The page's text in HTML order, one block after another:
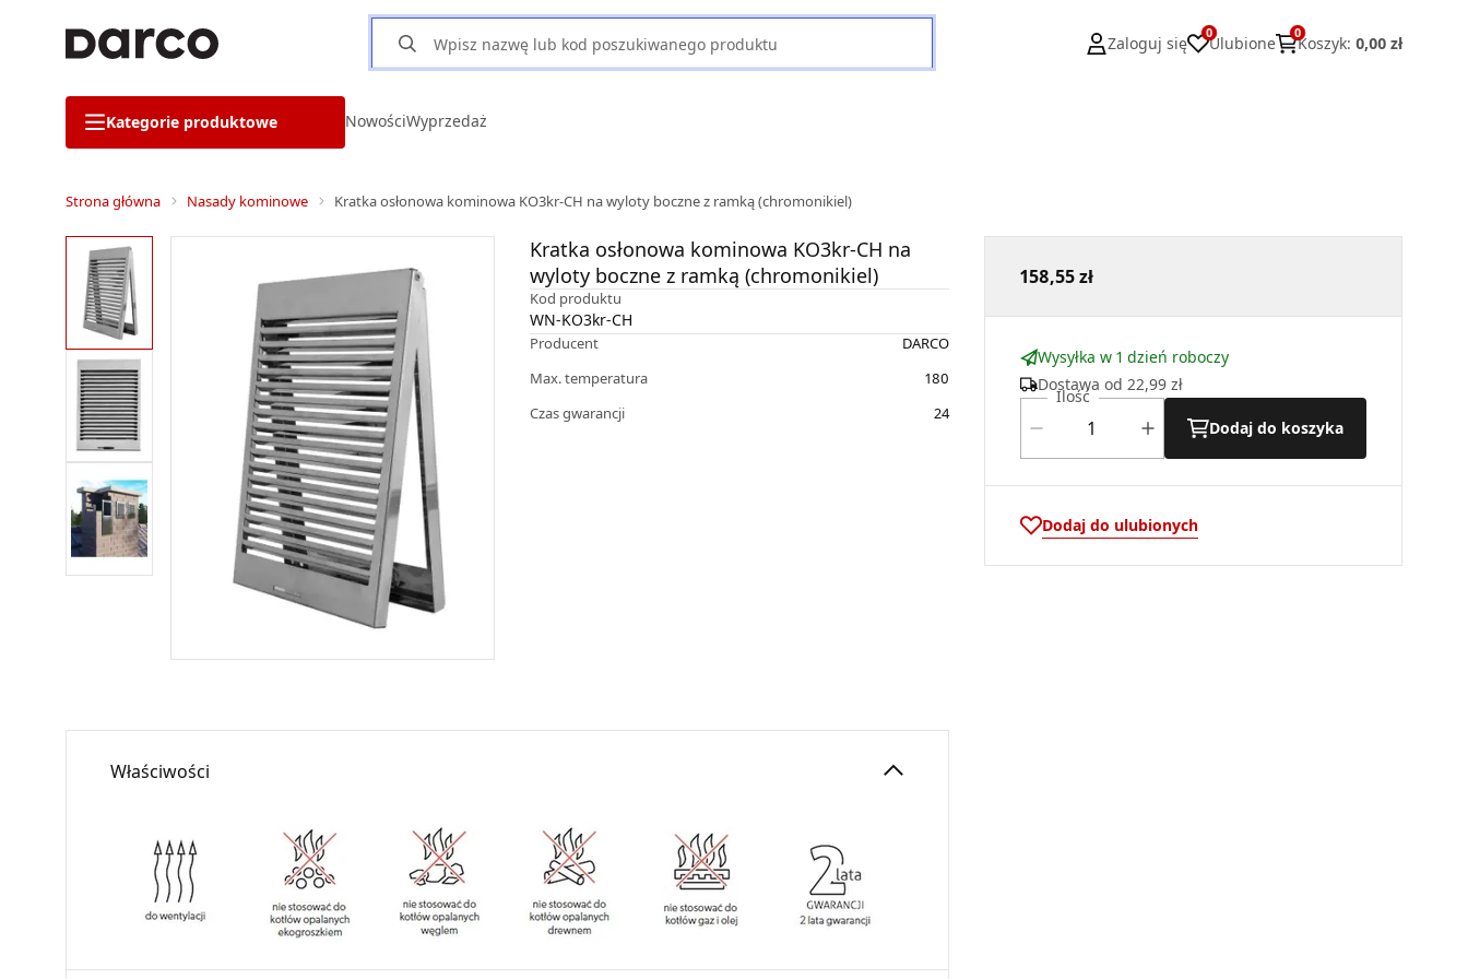
Zaloguj się
0
Ulubione
0
Koszyk: 0,00 zł
Kategorie produktowe NowościWyprzedaż
Strona główna Nasady kominowe Kratka osłonowa kominowa KO3kr-CH na wyloty boczne z ramką (chromonikiel)
Kratka osłonowa kominowa KO3kr-CH na
wyloty boczne z ramką (chromonikiel)
Kod produktu
WN-KO3kr-CH
Producent
DARCO
Max. temperatura
180
Czas gwarancji
24
158,55 zł
Wysyłka w 1 dzień roboczy
Dostawa od 22,99 zł
Ilość
Dodaj do koszyka
Dodaj do ulubionych
Właściwości